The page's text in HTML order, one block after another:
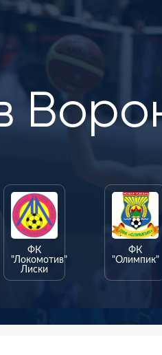
ФК
"Локомотив"
Лиски
ФК
"Олимпик"